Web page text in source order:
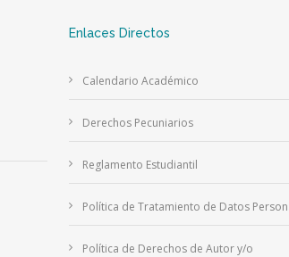
Enlaces Directos
Calendario Académico
Derechos Pecuniarios
Reglamento Estudiantil
Política de Tratamiento de Datos
Política de Derechos de Autor y/o